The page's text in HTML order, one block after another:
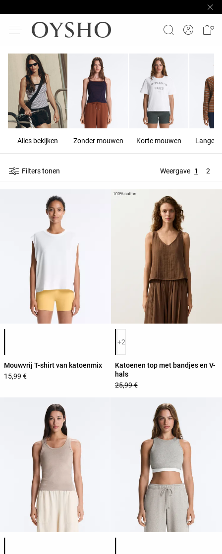
Alles bekijken Zonder mouwen Korte mouwen Lange
Filters tonen Weergave 1 2
Mouwvrij T-shirt van katoenmix
15,99 €
Lijst met productkleuren
+2
Katoenen top met bandjes en V-
hals
25,99 €
Lijst met productkleuren Lijst met productkleuren